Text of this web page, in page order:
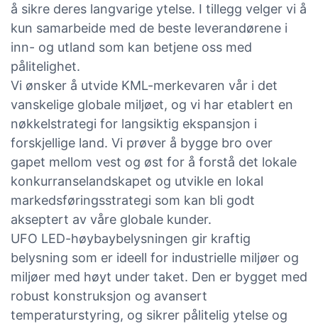
å sikre deres langvarige ytelse. I tillegg velger vi å
kun samarbeide med de beste leverandørene i
inn- og utland som kan betjene oss med
pålitelighet.
Vi ønsker å utvide KML-merkevaren vår i det
vanskelige globale miljøet, og vi har etablert en
nøkkelstrategi for langsiktig ekspansjon i
forskjellige land. Vi prøver å bygge bro over
gapet mellom vest og øst for å forstå det lokale
konkurranselandskapet og utvikle en lokal
markedsføringsstrategi som kan bli godt
akseptert av våre globale kunder.
UFO LED-høybaybelysningen gir kraftig
belysning som er ideell for industrielle miljøer og
miljøer med høyt under taket. Den er bygget med
robust konstruksjon og avansert
temperaturstyring, og sikrer pålitelig ytelse og